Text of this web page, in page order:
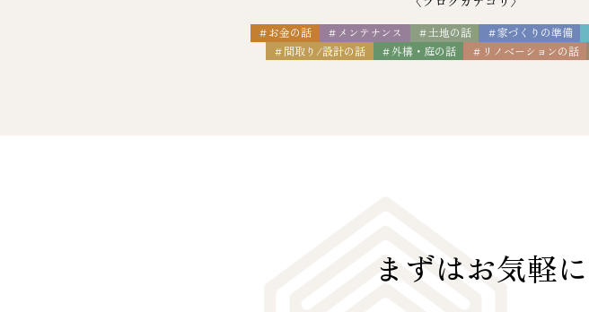
＃お金の話 ＃メンテナンス ＃土地の話 ＃家づくりの準備
＃間取り/設計の話
＃外構・庭の話 ＃リノベーションの話
まずはお気軽に